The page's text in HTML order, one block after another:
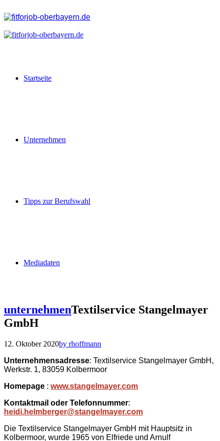
Startseite
Unternehmen
Tipps zur Berufswahl
Mediadaten
unternehmenTextilservice Stangelmayer
GmbH
12. Oktober 2020by rhoffmann
Unternehmensadresse: Textilservice Stangelmayer GmbH,
Werkstr. 1, 83059 Kolbermoor
Homepage : www.stangelmayer.com
Kontaktmail oder Telefonnummer:
heidi.helmberger@stangelmayer.com
Die Textilservice Stangelmayer GmbH mit Hauptsitz in
Kolbermoor, wurde 1965 von Elfriede und Arnulf